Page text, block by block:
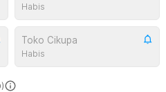
Habis
Toko Cikupa
Habis